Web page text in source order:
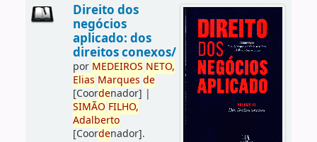
Direito dos
negócios
aplicado: dos
direitos conexos/
por MEDEIROS NETO,
Elias Marques de
[Coordenador] |
SIMÃO FILHO,
Adalberto
[Coordenador].